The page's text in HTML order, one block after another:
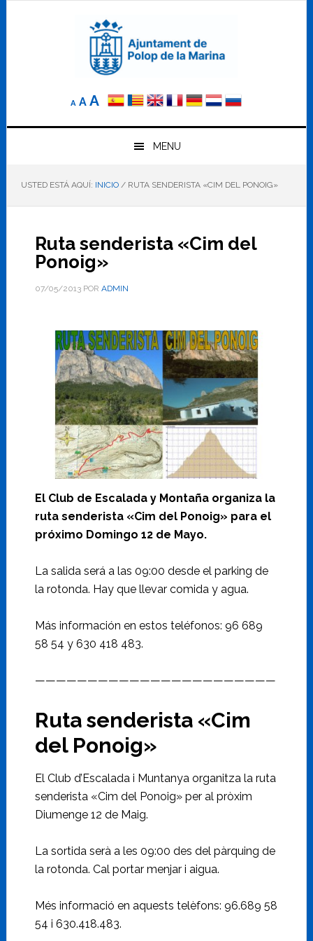
A
Reducir
elA Tamaño
AAumentar
el
tamaño
letra
MENU
USTED ESTÁ AQUÍ: INICIO /RUTA SENDERISTA «CIM DEL PONOIG»
Ruta senderista «Cim del
Ponoig»
07/05/2013POR ADMIN
El Club de Escalada y Montaña organiza la
ruta senderista «Cim del Ponoig» para el
próximo Domingo 12 de Mayo.
La salida será a las 09:00 desde el parking de
la rotonda. Hay que llevar comida y agua.
Más información en estos teléfonos: 96 689
58 54 y 630 418 483.
———————————————————————
Ruta senderista «Cim
del Ponoig»
El Club d’Escalada i Muntanya organitza la ruta
senderista «Cim del Ponoig» per al pròxim
Diumenge 12 de Maig.
La sortida serà a les 09:00 des del pàrquing de
la rotonda. Cal portar menjar i aigua.
Més informació en aquests telèfons: 96.689 58
54 i 630.418.483.